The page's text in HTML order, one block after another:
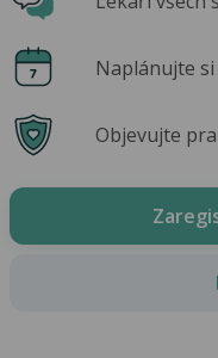
Naplánujte
Objevujte